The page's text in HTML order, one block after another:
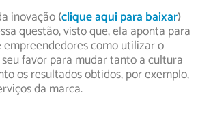
inovação(clique aqui para baixar)
questão, visto que, ela aponta para
empreendedores como utilizar o
favor para mudar tanto a cultura
os resultados obtidos, por exemplo,
da marca.